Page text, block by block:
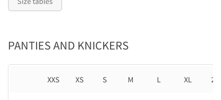
PANTIES AND KNICKERS
XXS XS S M L XL